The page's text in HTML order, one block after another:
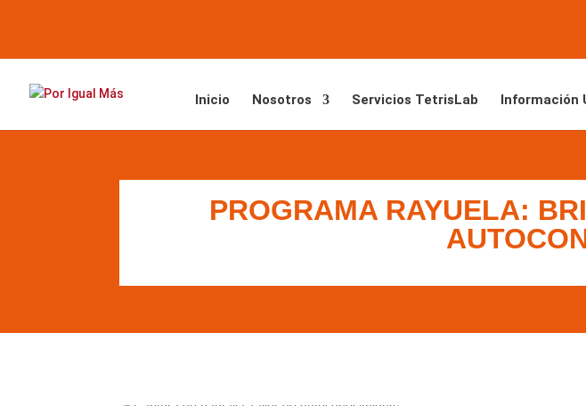
Inicio Nosotros Servicios TetrisLab Información
PROGRAMA RAYUELA: